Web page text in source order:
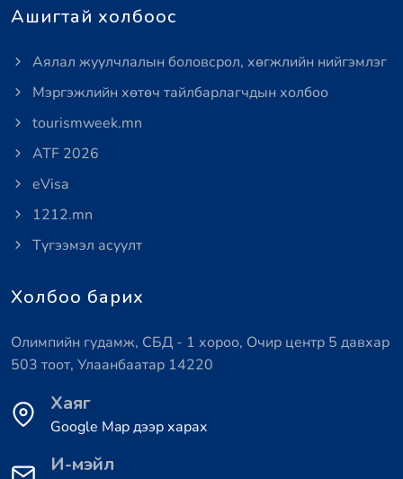
Ашигтай холбоос
Аялал жуулчлалын боловсрол, хөгжлийн нийгэмлэг
Мэргэжлийн хөтөч тайлбарлагчдын холбоо
tourismweek.mn
ATF 2026
eVisa
1212.mn
Түгээмэл асуулт
Холбоо барих
Олимпийн гудамж, СБД - 1 хороо, Очир центр 5 давхар
503 тоот, Улаанбаатар 14220
Хаяг
Google Map дээр харах
И-мэйл